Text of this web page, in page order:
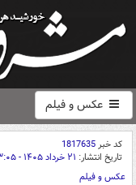
عکس و فیلم
کد خبر1817635
تاریخ انتشار: ۲۱ خرداد ۱۴۰۵ - ۱۳:۰۵
عکس و فیلم